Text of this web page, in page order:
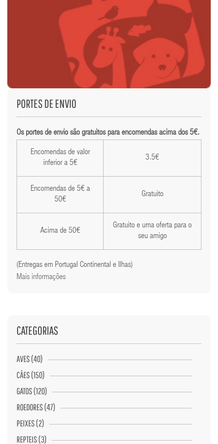
PORTES DE ENVIO
Os portes de envio são gratuitos para encomendas acima dos 5€.
Encomendas de valor
inferior a 5€
3.5€
Encomendas de 5€ a
50€
Gratuito
Acima de 50€
Gratuito e uma oferta para o
seu amigo
(Entregas em Portugal Continental e Ilhas)
Mais informações
CATEGORIAS
AVES (40)
CÃES (150)
GATOS (120)
ROEDORES (47)
PEIXES (2)
REPTEIS (3)